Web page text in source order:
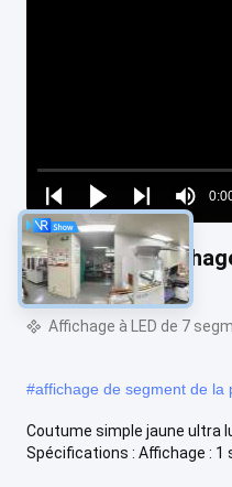
Play
next
Play
Play
next
Mute
Loaded:
0%
100MCD 16
Affichage à LED de 7
#affichage de segment de la
Coutume simple jaune ultra
Spécifications : Affichage : 1